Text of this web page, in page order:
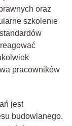
oraz
szkolenie
pracowników
jest
budowlanego.